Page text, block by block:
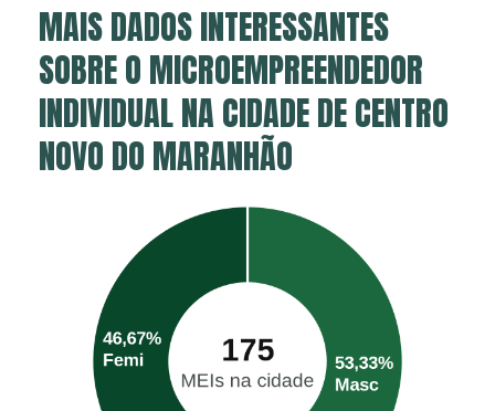
MAIS DADOS INTERESSANTES
SOBRE O MICROEMPREENDEDOR
INDIVIDUAL NA CIDADE DE CENTRO
NOVO DO MARANHÃO